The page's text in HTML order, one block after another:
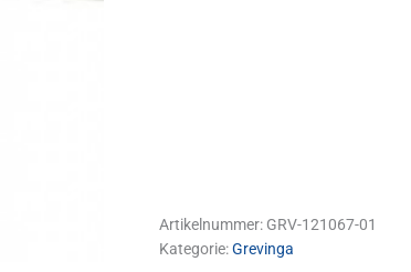
Artikelnummer: GRV-121067-01
Kategorie:Grevinga